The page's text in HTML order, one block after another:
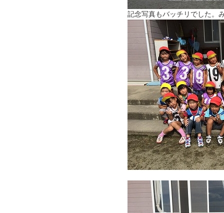
記念写真もバッチリでした。